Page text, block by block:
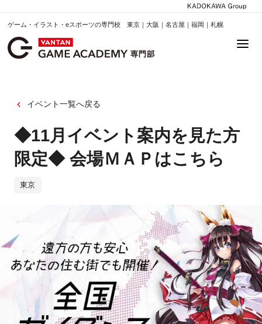
ゲーム・イラスト・eスポーツの専門校 東京｜大阪｜名古屋｜福岡｜札幌
イベント一覧へ戻る
◆11月イベント案内を見た方
限定◆ 会場ＭＡＰはこちら
東京